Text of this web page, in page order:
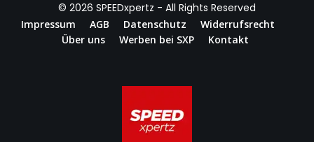
© 2026 SPEEDxpertz - All Rights Reserved
Impressum AGB Datenschutz
Widerrufsrecht
Über uns
Werben bei SXP Kontakt